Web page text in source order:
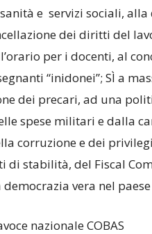
e servizi sociali,
dei diritti del
per i docenti, al
“inidonei”; SÌ a
dei precari, ad una
spese militari e dalla
corruzione e dei
di stabilità, del Fiscal
vera nel
nazionale COBAS